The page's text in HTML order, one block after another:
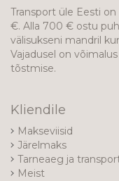
Transport üle Eesti on
€. Alla 700 € ostu
välisukseni mandril
Vajadusel on
tõstmise.
Kliendile
Makseviisid
Järelmaks
Tarneaeg ja
Meist